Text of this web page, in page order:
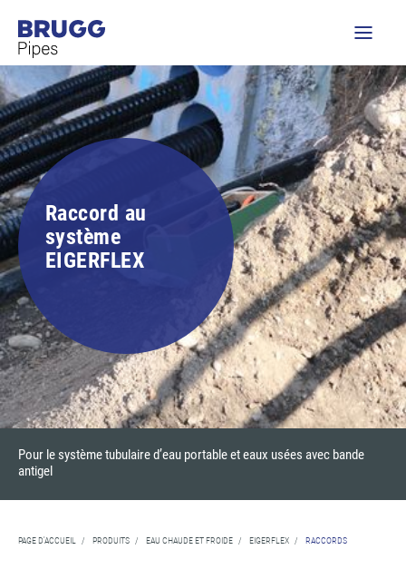
Raccord au
système
EIGERFLEX
Pour le système tubulaire d’eau portable et eaux usées avec bande
antigel
PAGE D'ACCUEIL / PRODUITS / EAU CHAUDE ET FROIDE / EIGERFLEX / RACCORDS